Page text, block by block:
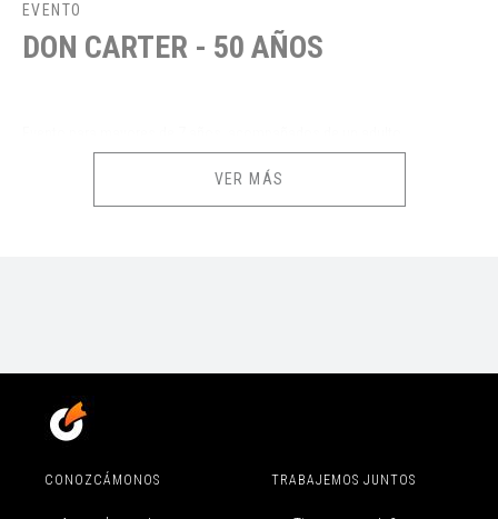
EVENTO
DON CARTER - 50 AÑOS
VER MÁS
CONOZCÁMONOS TRABAJEMOS JUNTOS